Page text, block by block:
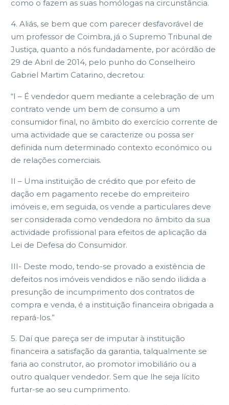
como o fazem as suas homólogas na circunstância.
4. Aliás, se bem que com parecer desfavorável de
um professor de Coimbra, já o Supremo Tribunal de
Justiça, quanto a nós fundadamente, por acórdão de
29 de Abril de 2014, pelo punho do Conselheiro
Gabriel Martim Catarino, decretou:
“I – É vendedor quem mediante a celebração de um
contrato vende um bem de consumo a um
consumidor final, no âmbito do exercício corrente de
uma actividade que se caracterize ou possa ser
definida num determinado contexto económico ou
de relações comerciais.
II – Uma instituição de crédito que por efeito de
dação em pagamento recebe do empreiteiro
imóveis e, em seguida, os vende a particulares deve
ser considerada como vendedora no âmbito da sua
actividade profissional para efeitos de aplicação da
Lei de Defesa do Consumidor.
III- Deste modo, tendo-se provado a existência de
defeitos nos imóveis vendidos e não sendo ilidida a
presunção de incumprimento dos contratos de
compra e venda, é a instituição financeira obrigada a
repará-los.”
5. Daí que pareça ser de imputar à instituição
financeira a satisfação da garantia, talqualmente se
faria ao construtor, ao promotor imobiliário ou a
outro qualquer vendedor. Sem que lhe seja lícito
furtar-se ao seu cumprimento.